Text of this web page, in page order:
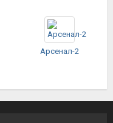
Арсенал-2